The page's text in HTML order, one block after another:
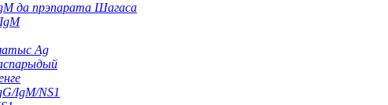
да прэпарата Шагаса
Ag
IgM/NS1